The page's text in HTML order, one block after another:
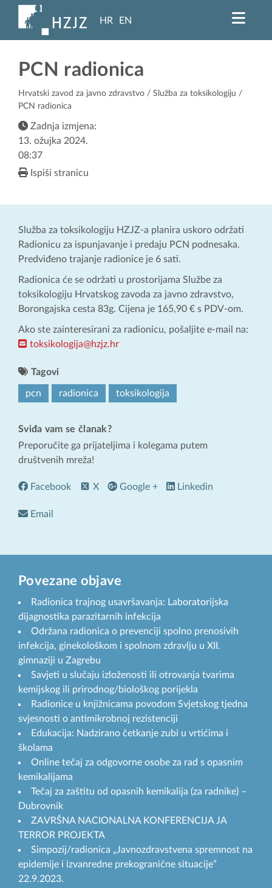
HR EN
PCN radionica
Hrvatski zavod za javno zdravstvo / Služba za toksikologiju /
PCN radionica
Zadnja izmjena:
13. ožujka 2024.
08:37
Ispiši stranicu
Služba za toksikologiju HZJZ-a planira uskoro održati
Radionicu za ispunjavanje i predaju PCN podnesaka.
Predviđeno trajanje radionice je 6 sati.
Radionica će se održati u prostorijama Službe za
toksikologiju Hrvatskog zavoda za javno zdravstvo,
Borongajska cesta 83g. Cijena je 165,90 € s PDV-om.
Ako ste zainteresirani za radionicu, pošaljite e-mail na:
toksikologija@hzjz.hr
Tagovi
pcn radionica toksikologija
Sviđa vam se članak?
Preporučite ga prijateljima i kolegama putem
društvenih mreža!
Facebook X Google + Linkedin
Email
Povezane objave
Radionica trajnog usavršavanja: Laboratorijska
dijagnostika parazitarnih infekcija
Održana radionica o prevenciji spolno prenosivih
infekcija, ginekološkom i spolnom zdravlju u XII.
gimnaziji u Zagrebu
Savjeti u slučaju izloženosti ili otrovanja tvarima
kemijskog ili prirodnog/biološkog porijekla
Radionice u knjižnicama povodom Svjetskog tjedna
svjesnosti o antimikrobnoj rezistenciji
Edukacija: Nadzirano četkanje zubi u vrtićima i
školama
Online tečaj za odgovorne osobe za rad s opasnim
kemikalijama
Tečaj za zaštitu od opasnih kemikalija (za radnike) –
Dubrovnik
ZAVRŠNA NACIONALNA KONFERENCIJA JA
TERROR PROJEKTA
Simpozij/radionica „Javnozdravstvena spremnost na
epidemije i izvanredne prekogranične situacije”
22.9.2023.